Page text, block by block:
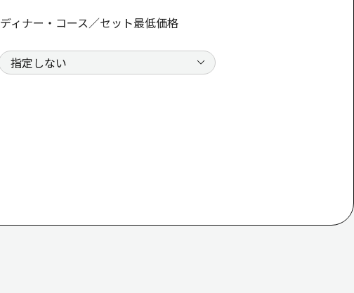
ディナー・コース／セット最低価格